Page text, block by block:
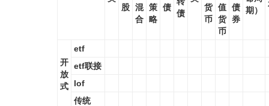
期）
股 混
合
策
略
债
债
货
币
值
货
币
债
券
开
放
式
etf
etf联接
lof
传统